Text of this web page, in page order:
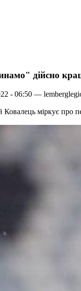
дійсно
- 06:50 —
Ковалець міркує про